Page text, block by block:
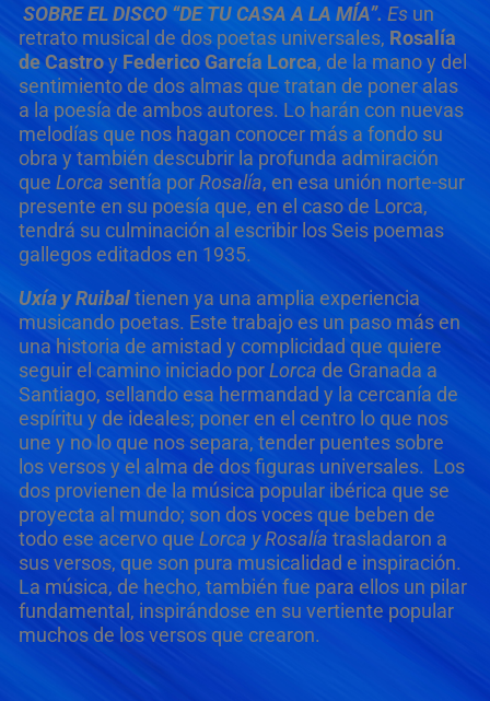
SOBRE EL DISCO “DE TU CASA A LA MÍA”. Es un
retrato musical de dos poetas universales, Rosalía
de Castroy Federico García Lorca, de la mano y del
sentimiento de dos almas que tratan de poner alas
a la poesía de ambos autores. Lo harán con nuevas
melodías que nos hagan conocer más a fondo su
obra y también descubrir la profunda admiración
que Lorca sentía porRosalía, en esa unión norte-sur
presente en su poesía que, en el caso de Lorca,
tendrá su culminación al escribir los Seis poemas
gallegos editados en 1935.
Uxía y Ruibaltienen ya una amplia experiencia
musicando poetas. Este trabajo es un paso más en
una historia de amistad y complicidad que quiere
seguir el camino iniciado porLorca de Granada a
Santiago, sellando esa hermandad y la cercanía de
espíritu y de ideales; poner en el centro lo que nos
une y no lo que nos separa, tender puentes sobre
los versos y el alma de dos figuras universales. Los
dos provienen de la música popular ibérica que se
proyecta al mundo; son dos voces que beben de
todo ese acervo que Lorca y Rosalía trasladaron a
sus versos, que son pura musicalidad e inspiración.
La música, de hecho, también fue para ellos un pilar
fundamental, inspirándose en su vertiente popular
muchos de los versos que crearon.